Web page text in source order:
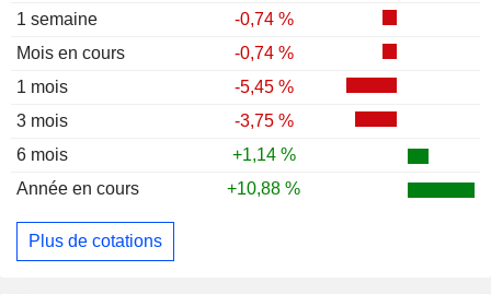
1 semaine
-0,74 %
Mois en cours
-0,74 %
1 mois
-5,45 %
3 mois
-3,75 %
6 mois
+1,14 %
Année en cours
+10,88 %
Plus de cotations